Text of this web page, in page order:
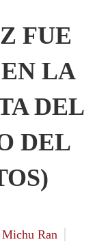
FUE
LA
DEL
DEL
Michu Ran